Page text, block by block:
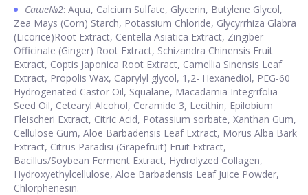
Саше№2: Aqua, Calcium Sulfate, Glycerin, Butylene Glycol,
Zea Mays (Corn) Starch, Potassium Chloride, Glycyrrhiza Glabra
(Licorice)Root Extract, Centella Asiatica Extract, Zingiber
Officinale (Ginger) Root Extract, Schizandra Chinensis Fruit
Extract, Coptis Japonica Root Extract, Camellia Sinensis Leaf
Extract, Propolis Wax, Caprylyl glycol, 1,2- Hexanediol, PEG-60
Hydrogenated Castor Oil, Squalane, Macadamia Integrifolia
Seed Oil, Cetearyl Alcohol, Ceramide 3, Lecithin, Epilobium
Fleischeri Extract, Citric Acid, Potassium sorbate, Xanthan Gum,
Cellulose Gum, Aloe Barbadensis Leaf Extract, Morus Alba Bark
Extract, Citrus Paradisi (Grapefruit) Fruit Extract,
Bacillus/Soybean Ferment Extract, Hydrolyzed Collagen,
Hydroxyethylcellulose, Aloe Barbadensis Leaf Juice Powder,
Chlorphenesin.